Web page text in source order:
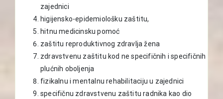
zajednici
higijensko-epidemiološku zaštitu,
hitnu medicinsku pomoć
zaštitu reproduktivnog zdravlja žena
zdravstvenu zaštitu kod ne specifičnih i specifičnih
plućnih oboljenja
fizikalnu i mentalnu rehabilitaciju u zajednici
specifičnu zdravstvenu zaštitu radnika kao dio